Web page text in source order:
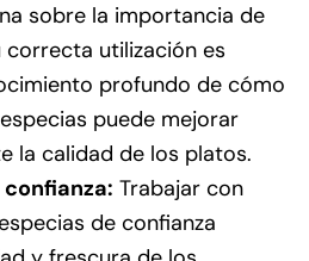
sobre la importancia de
correcta utilización es
profundo de cómo
puede mejorar
la calidad de los platos.
Trabajar con
de confianza